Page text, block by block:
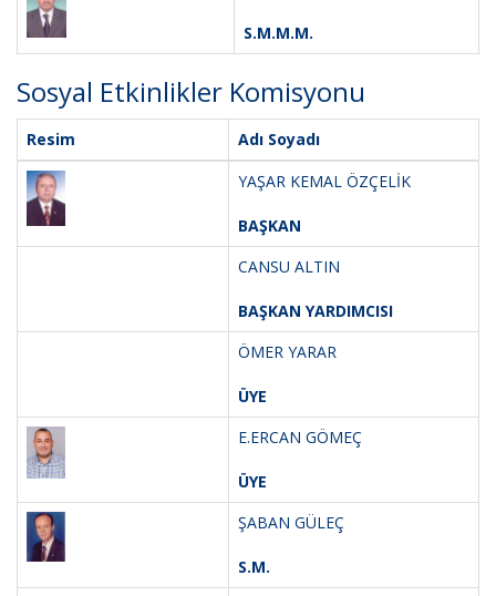
S.M.M.M.
Sosyal Etkinlikler Komisyonu
Resim
Adı Soyadı
YAŞAR KEMAL ÖZÇELİK
BAŞKAN
CANSU ALTIN
BAŞKAN YARDIMCISI
ÖMER YARAR
ÜYE
E.ERCAN GÖMEÇ
ÜYE
ŞABAN GÜLEÇ
S.M.